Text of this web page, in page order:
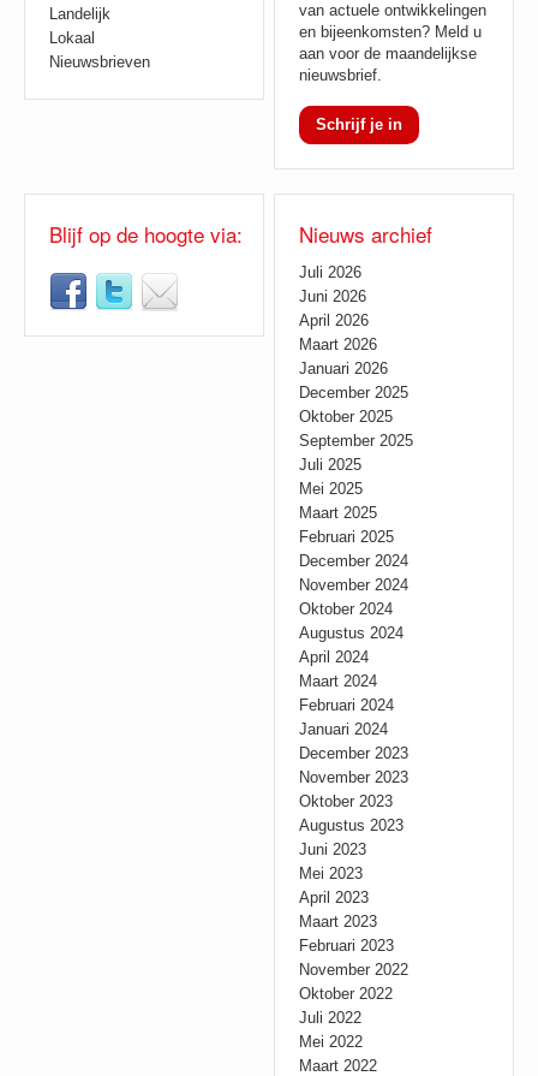
Landelijk
Lokaal
Nieuwsbrieven
van actuele ontwikkelingen
en bijeenkomsten? Meld u
aan voor de maandelijkse
nieuwsbrief.
Schrijf je in
Blijf op de hoogte via: Nieuws archief
Juli 2026
Juni 2026
April 2026
Maart 2026
Januari 2026
December 2025
Oktober 2025
September 2025
Juli 2025
Mei 2025
Maart 2025
Februari 2025
December 2024
November 2024
Oktober 2024
Augustus 2024
April 2024
Maart 2024
Februari 2024
Januari 2024
December 2023
November 2023
Oktober 2023
Augustus 2023
Juni 2023
Mei 2023
April 2023
Maart 2023
Februari 2023
November 2022
Oktober 2022
Juli 2022
Mei 2022
Maart 2022